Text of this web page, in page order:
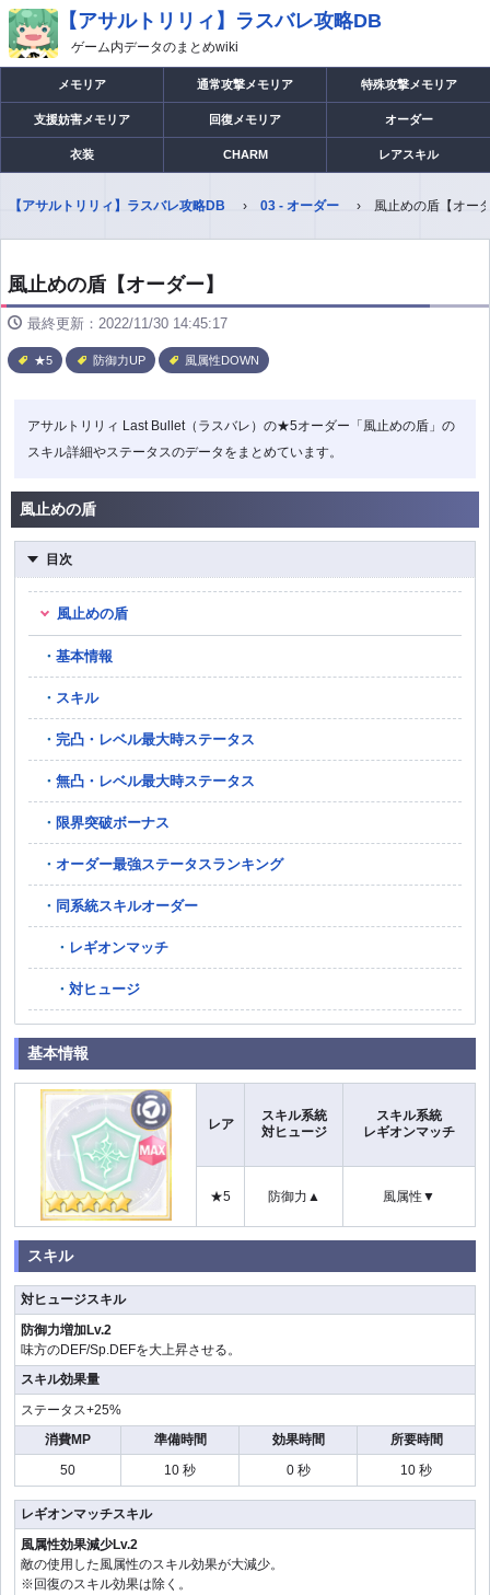
【アサルトリリィ】ラスバレ攻略DB
ゲーム内データのまとめwiki
メモリア 通常攻撃メモリア 特殊攻撃メモリア
支援妨害メモリア 回復メモリア オーダー
衣装 CHARM レアスキル
【アサルトリリィ】ラスバレ攻略DB 03 - オーダー 風止めの盾【オー
風止めの盾【オーダー】
最終更新：2022/11/30 14:45:17
★5 防御力UP 風属性DOWN
アサルトリリィ Last Bullet（ラスバレ）の★5オーダー「風止めの盾」の
スキル詳細やステータスのデータをまとめています。
風止めの盾
目次
風止めの盾
基本情報
スキル
完凸・レベル最大時ステータス
無凸・レベル最大時ステータス
限界突破ボーナス
オーダー最強ステータスランキング
同系統スキルオーダー
レギオンマッチ
対ヒュージ
基本情報
レア
スキル系統
対ヒュージ
スキル系統
レギオンマッチ
★5 防御力▲ 風属性▼
スキル
対ヒュージスキル
防御力増加Lv.2
味方のDEF/Sp.DEFを大上昇させる。
スキル効果量
ステータス+25%
消費MP
準備時間 効果時間
所要時間
50
10 秒 0 秒 10 秒
レギオンマッチスキル
風属性効果減少Lv.2
敵の使用した風属性のスキル効果が大減少。
※回復のスキル効果は除く。